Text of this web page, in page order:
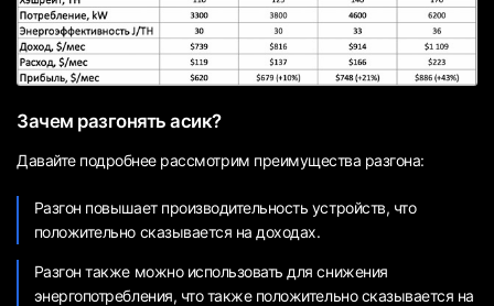
Зачем разгонять асик?
Давайте подробнее рассмотрим преимущества разгона:
Разгон повышает производительность устройств, что
положительно сказывается на доходах.
Разгон также можно использовать для снижения
энергопотребления, что также положительно сказывается на